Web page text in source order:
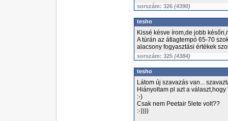
sorszám: 326 (4390)
tesho
Kissé késve írom,de jobb
A túrán az átlagtempó 65-70
alacsony fogyasztási értékek
sorszám: 325 (4384)
tesho
Látom új szavazás van...
Hiányoltam pl azt a
:-)
Csak nem Peetair 5lete volt??
:-))))